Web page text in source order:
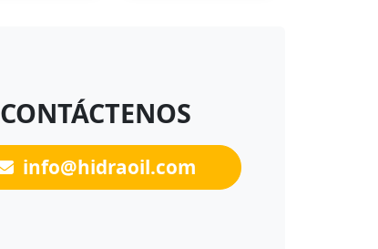
CONTÁCTENOS
info@hidraoil.com